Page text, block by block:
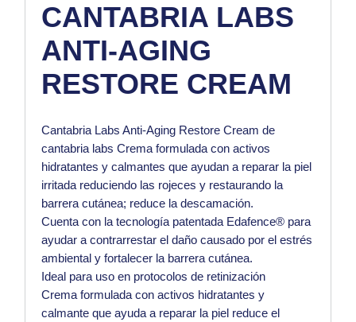
CANTABRIA LABS
ANTI-AGING
RESTORE CREAM
Cantabria Labs Anti-Aging Restore Cream de
cantabria labs Crema formulada con activos
hidratantes y calmantes que ayudan a reparar la piel
irritada reduciendo las rojeces y restaurando la
barrera cutánea; reduce la descamación.
Cuenta con la tecnología patentada Edafence® para
ayudar a contrarrestar el daño causado por el estrés
ambiental y fortalecer la barrera cutánea.
Ideal para uso en protocolos de retinización
Crema formulada con activos hidratantes y
calmante que ayuda a reparar la piel reduce el